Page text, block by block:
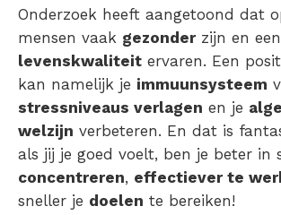
Onderzoek heeft aangetoond dat
mensen vaak gezonderzijn en een
levenskwaliteit ervaren. Een
kan namelijk je immuunsysteem
stressniveaus verlagen en je
welzijn verbeteren. En dat is
als jij je goed voelt, ben je beter in
concentreren, effectiever te
sneller je doelen te bereiken!